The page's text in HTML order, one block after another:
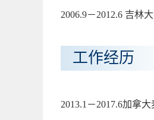
2006.9－2012.6 吉林
工作经历
2013.1－2017.6加拿